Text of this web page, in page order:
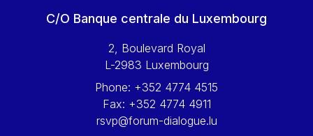
Wolfgang Ketterle
Yossi Beillin
Yves FRANCHET
C/O Banque centrale du Luxembourg
2, Boulevard Royal
L-2983 Luxembourg
Phone: +352 4774 4515
Fax: +352 4774 4911
rsvp@forum-dialogue.lu